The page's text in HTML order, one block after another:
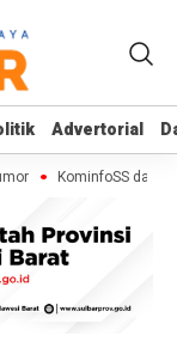
Advertorial
Advertorial
KominfoSS dan